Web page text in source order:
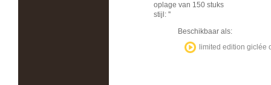
oplage van 150 stuks
stijl: ''
Beschikbaar als:
limited edition giclée